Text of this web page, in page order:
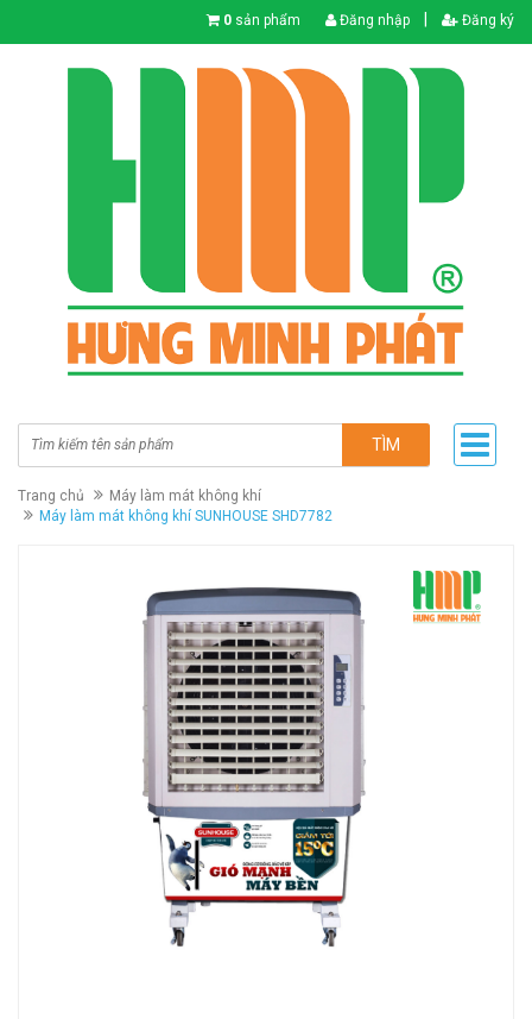
0 sản phẩm Đăng nhập Đăng ký
TÌM
Trang chủ
Máy làm mát không khí
Máy làm mát không khí SUNHOUSE SHD7782